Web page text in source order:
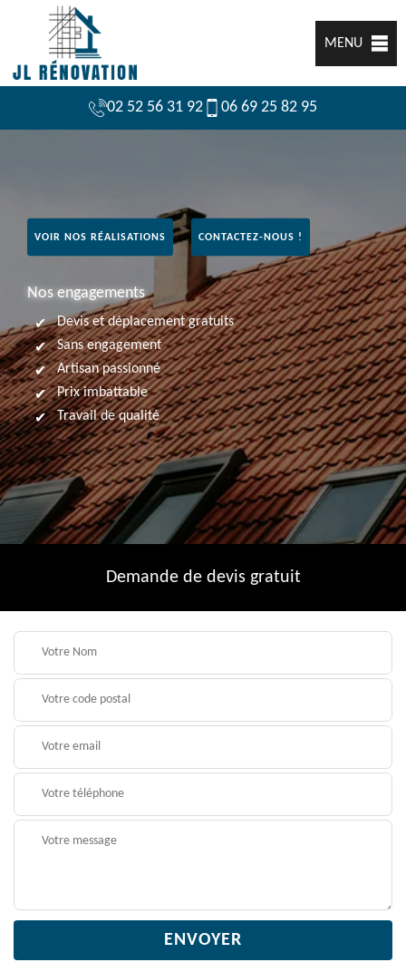
MENU
02 52 56 31 92 06 69 25 82 95
VOIR NOS RÉALISATIONS CONTACTEZ-NOUS !
Nos engagements
Devis et déplacement gratuits
Sans engagement
Artisan passionné
Prix imbattable
Travail de qualité
Demande de devis gratuit